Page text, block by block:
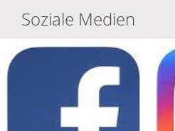
Soziale Medien